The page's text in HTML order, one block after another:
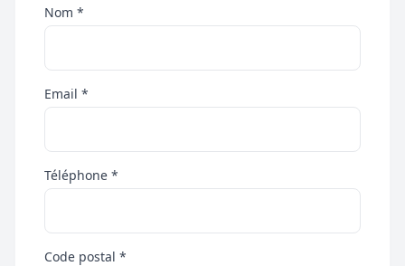
Nom *
Email *
Téléphone *
Code postal *